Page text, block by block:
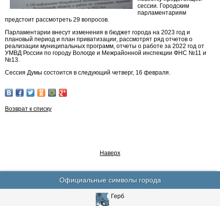
сессии. Городским
парламентариям
предстоит рассмотреть 29 вопросов.
Парламентарии внесут изменения в бюджет города на 2023 год и
плановый период и план приватизации, рассмотрят ряд отчетов о
реализации муниципальных программ, отчеты о работе за 2022 год от
УМВД России по городу Вологде и Межрайонной инспекции ФНС №11 и
№13.
Сессия Думы состоится в следующий четверг, 16 февраля.
Возврат к списку
Наверх
Официальные символы города
Герб